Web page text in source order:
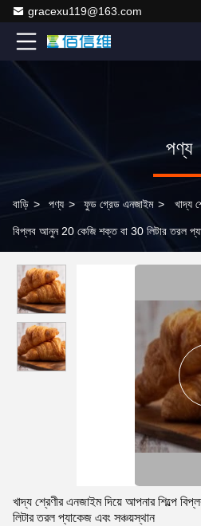
gracexu119@163.com
পণ্য
বাড়ি > পণ্য > ফুড গ্রেড এনজাইম > খাদ্য
বিপ্লব আনুন 20 কেজি শক্ত বা 30 লিটার তরল
খাদ্য শ্রেণীর এনজাইম দিয়ে আপনার শিল্পে
লিটার তরল প্যাকেজ এবং সঞ্চয়স্থান